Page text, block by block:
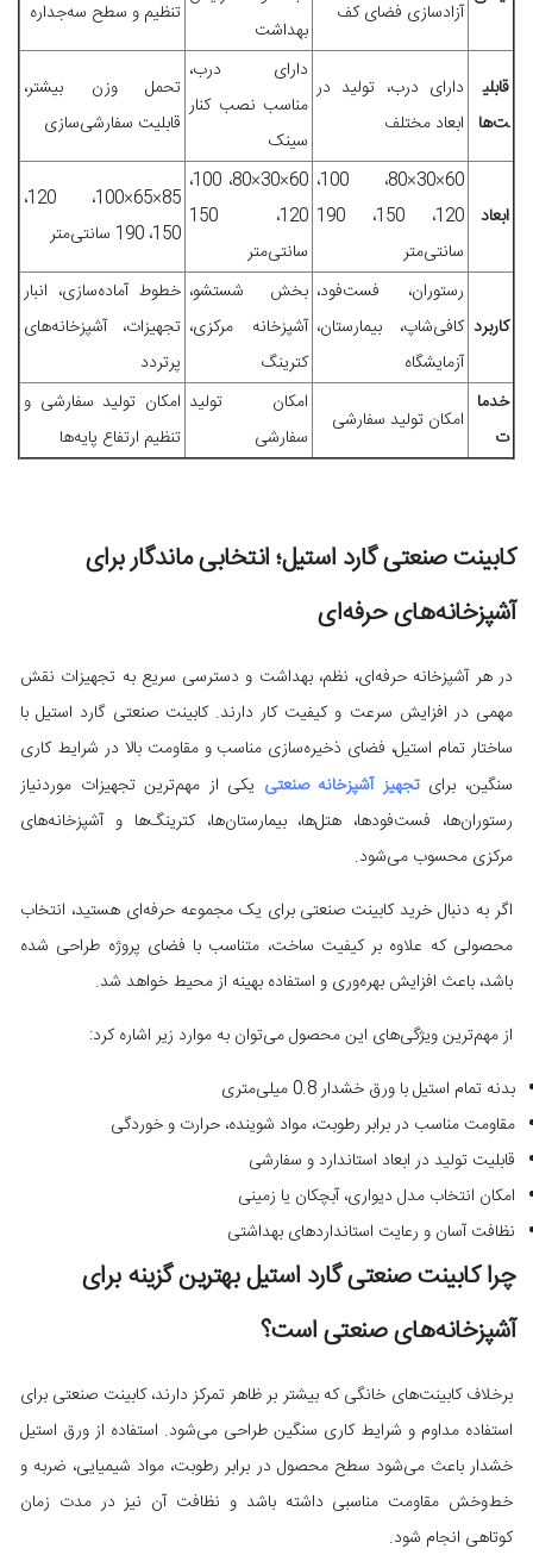
آزادسازی فضای کف
بهداشت
تنظیم و سطح سه‌جداره
قابلی
ت‌ها
دارای درب، تولید در
ابعاد مختلف
دارای درب،
مناسب نصب کنار
سینک
تحمل وزن بیشتر،
قابلیت سفارشی‌سازی
ابعاد
60×30×80، 100،
120، 150، 190
سانتی‌متر
60×30×80، 100،
120، 150
سانتی‌متر
85×65×100، 120،
150، 190 سانتی‌متر
کاربرد
رستوران، فست‌فود،
کافی‌شاپ، بیمارستان،
آزمایشگاه
بخش شستشو،
آشپزخانه مرکزی،
کترینگ
خطوط آماده‌سازی، انبار
تجهیزات، آشپزخانه‌های
پرتردد
خدما
ت
امکان تولید سفارشی
امکان تولید
سفارشی
امکان تولید سفارشی و
تنظیم ارتفاع پایه‌ها
کابینت صنعتی گارد استیل؛ انتخابی ماندگار برای
آشپزخانه‌های حرفه‌ای
در هر آشپزخانه حرفه‌ای، نظم، بهداشت و دسترسی سریع به تجهیزات نقش
مهمی در افزایش سرعت و کیفیت کار دارند. کابینت صنعتی گارد استیل با
ساختار تمام استیل، فضای ذخیره‌سازی مناسب و مقاومت بالا در شرایط کاری
سنگین، برایتجهیز آشپزخانه صنعتی یکی از مهم‌ترین تجهیزات موردنیاز
رستوران‌ها، فست‌فودها، هتل‌ها، بیمارستان‌ها، کترینگ‌ها و آشپزخانه‌های
مرکزی محسوب می‌شود.
اگر به دنبال خرید کابینت صنعتی برای یک مجموعه حرفه‌ای هستید، انتخاب
محصولی که علاوه بر کیفیت ساخت، متناسب با فضای پروژه طراحی شده
باشد، باعث افزایش بهره‌وری و استفاده بهینه از محیط خواهد شد.
از مهم‌ترین ویژگی‌های این محصول می‌توان به موارد زیر اشاره کرد:
بدنه تمام استیل با ورق خشدار 0.8 میلی‌متری
مقاومت مناسب در برابر رطوبت، مواد شوینده، حرارت و خوردگی
قابلیت تولید در ابعاد استاندارد و سفارشی
امکان انتخاب مدل دیواری، آبچکان یا زمینی
نظافت آسان و رعایت استانداردهای بهداشتی
چرا کابینت صنعتی گارد استیل بهترین گزینه برای
آشپزخانه‌های صنعتی است؟
برخلاف کابینت‌های خانگی که بیشتر بر ظاهر تمرکز دارند، کابینت صنعتی برای
استفاده مداوم و شرایط کاری سنگین طراحی می‌شود. استفاده از ورق استیل
خشدار باعث می‌شود سطح محصول در برابر رطوبت، مواد شیمیایی، ضربه و
خط‌وخش مقاومت مناسبی داشته باشد و نظافت آن نیز در مدت زمان
کوتاهی انجام شود.